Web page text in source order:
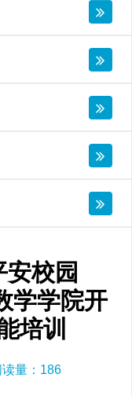
安校园
学学院开
培训
量： 186